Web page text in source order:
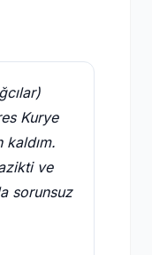
Kurye
ve
sorunsuz